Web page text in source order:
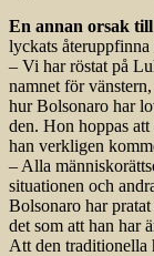
En annan orsak
lyckats återuppfinna
– Vi har röstat på
namnet för
hur Bolsonaro har
den. Hon hoppas
han verkligen
– Alla
situationen och
Bolsonaro har
det som att han har
Att den traditionella